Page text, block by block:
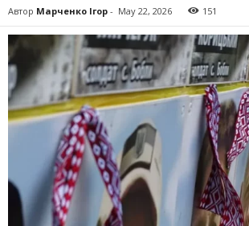
Автор Марченко Ігор - May 22, 2026 151